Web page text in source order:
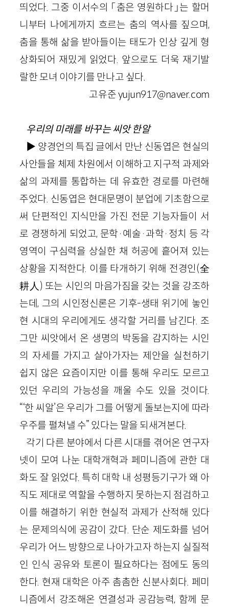
띄었다. 그중 이서수의 「춤은 영원하다」는 할머
니부터 나에게까지 흐르는 춤의 역사를 짚으며,
춤을 통해 삶을 받아들이는 태도가 인상 깊게 형
상화되어 재밌게 읽었다. 앞으로도 더욱 재기발
랄한 모녀 이야기를 만나고 싶다.
고유준 yujun917@naver.com
우리의 미래를 바꾸는 씨앗 한알
▶ 양경언의 특집 글에서 만난 신동엽은 현실의
사안들을 체제 차원에서 이해하고 지구적 과제와
삶의 과제를 통합하는 데 유효한 경로를 마련해
주었다. 신동엽은 현대문명이 분업에 기초함으로
써 단편적인 지식만을 가진 전문 기능자들이 서
로 경쟁하게 되었고, 문학·예술·과학·정치 등 각
영역이 구심력을 상실한 채 허공에 흩어져 있는
상황을 지적한다. 이를 타개하기 위해 전경인(全
耕人) 또는 시인의 마음가짐을 갖는 것을 강조하
는데, 그의 시인정신론은 기후-생태 위기에 놓인
현 시대의 우리에게도 생각할 거리를 남긴다. 조
그만 씨앗에서 온 생명의 박동을 감지하는 시인
의 자세를 가지고 살아가자는 제안을 실천하기
쉽지 않은 요즘이지만 이를 통해 우리도 모르고
있던 우리의 가능성을 깨울 수도 있을 것이다.
“‘한 씨알’은 우리가 그를 어떻게 돌보는지에 따라
우주를 펼쳐낼 수” 있다는 말을 되새겨본다.
각기 다른 분야에서 다른 시대를 겪어온 연구자
넷이 모여 나눈 대학개혁과 페미니즘에 관한 대
화도 잘 읽었다. 특히 대학 내 성평등기구가 왜 아
직도 제대로 역할을 수행하지 못하는지 점검하고
이를 해결하기 위한 현실적 과제가 산적해 있다
는 문제의식에 공감이 갔다. 단순 제도화를 넘어
우리가 어느 방향으로 나아가고자 하는지 실질적
인 인식 공유와 토론이 필요하다는 점에도 동의
한다. 현재 대학은 아주 촘촘한 신분사회다. 페미
니즘에서 강조해온 연결성과 공감능력, 함께 문